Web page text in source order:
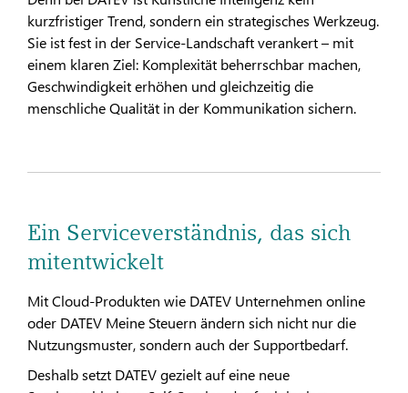
kurzfristiger Trend, sondern ein strategisches Werkzeug.
Sie ist fest in der Service-Landschaft verankert – mit
einem klaren Ziel: Komplexität beherrschbar machen,
Geschwindigkeit erhöhen und gleichzeitig die
menschliche Qualität in der Kommunikation sichern.
Ein Serviceverständnis, das sich
mitentwickelt
Mit Cloud-Produkten wie DATEV Unternehmen online
oder DATEV Meine Steuern ändern sich nicht nur die
Nutzungsmuster, sondern auch der Supportbedarf.
Deshalb setzt DATEV gezielt auf eine neue